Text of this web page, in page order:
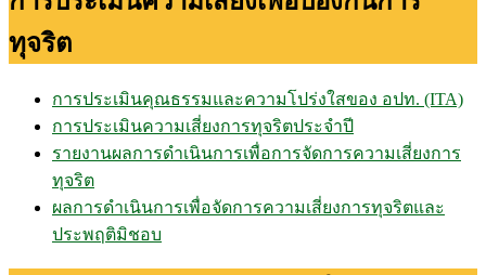
ทุจริต
การประเมินคุณธรรมและความโปร่งใสของ อปท. (ITA)
การประเมินความเสี่ยงการทุจริตประจำปี
รายงานผลการดำเนินการเพื่อการจัดการความเสี่ยงการ
ทุจริต
ผลการดำเนินการเพื่อจัดการความเสี่ยงการทุจริตและ
ประพฤติมิชอบ